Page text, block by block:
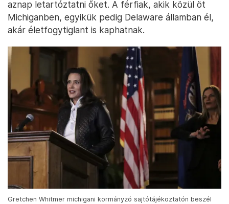
aznap letartóztatni őket. A férfiak, akik közül öt
Michiganben, egyikük pedig Delaware államban él,
akár életfogytiglant is kaphatnak.
Gretchen Whitmer michigani kormányzó sajtótájékoztatón beszél